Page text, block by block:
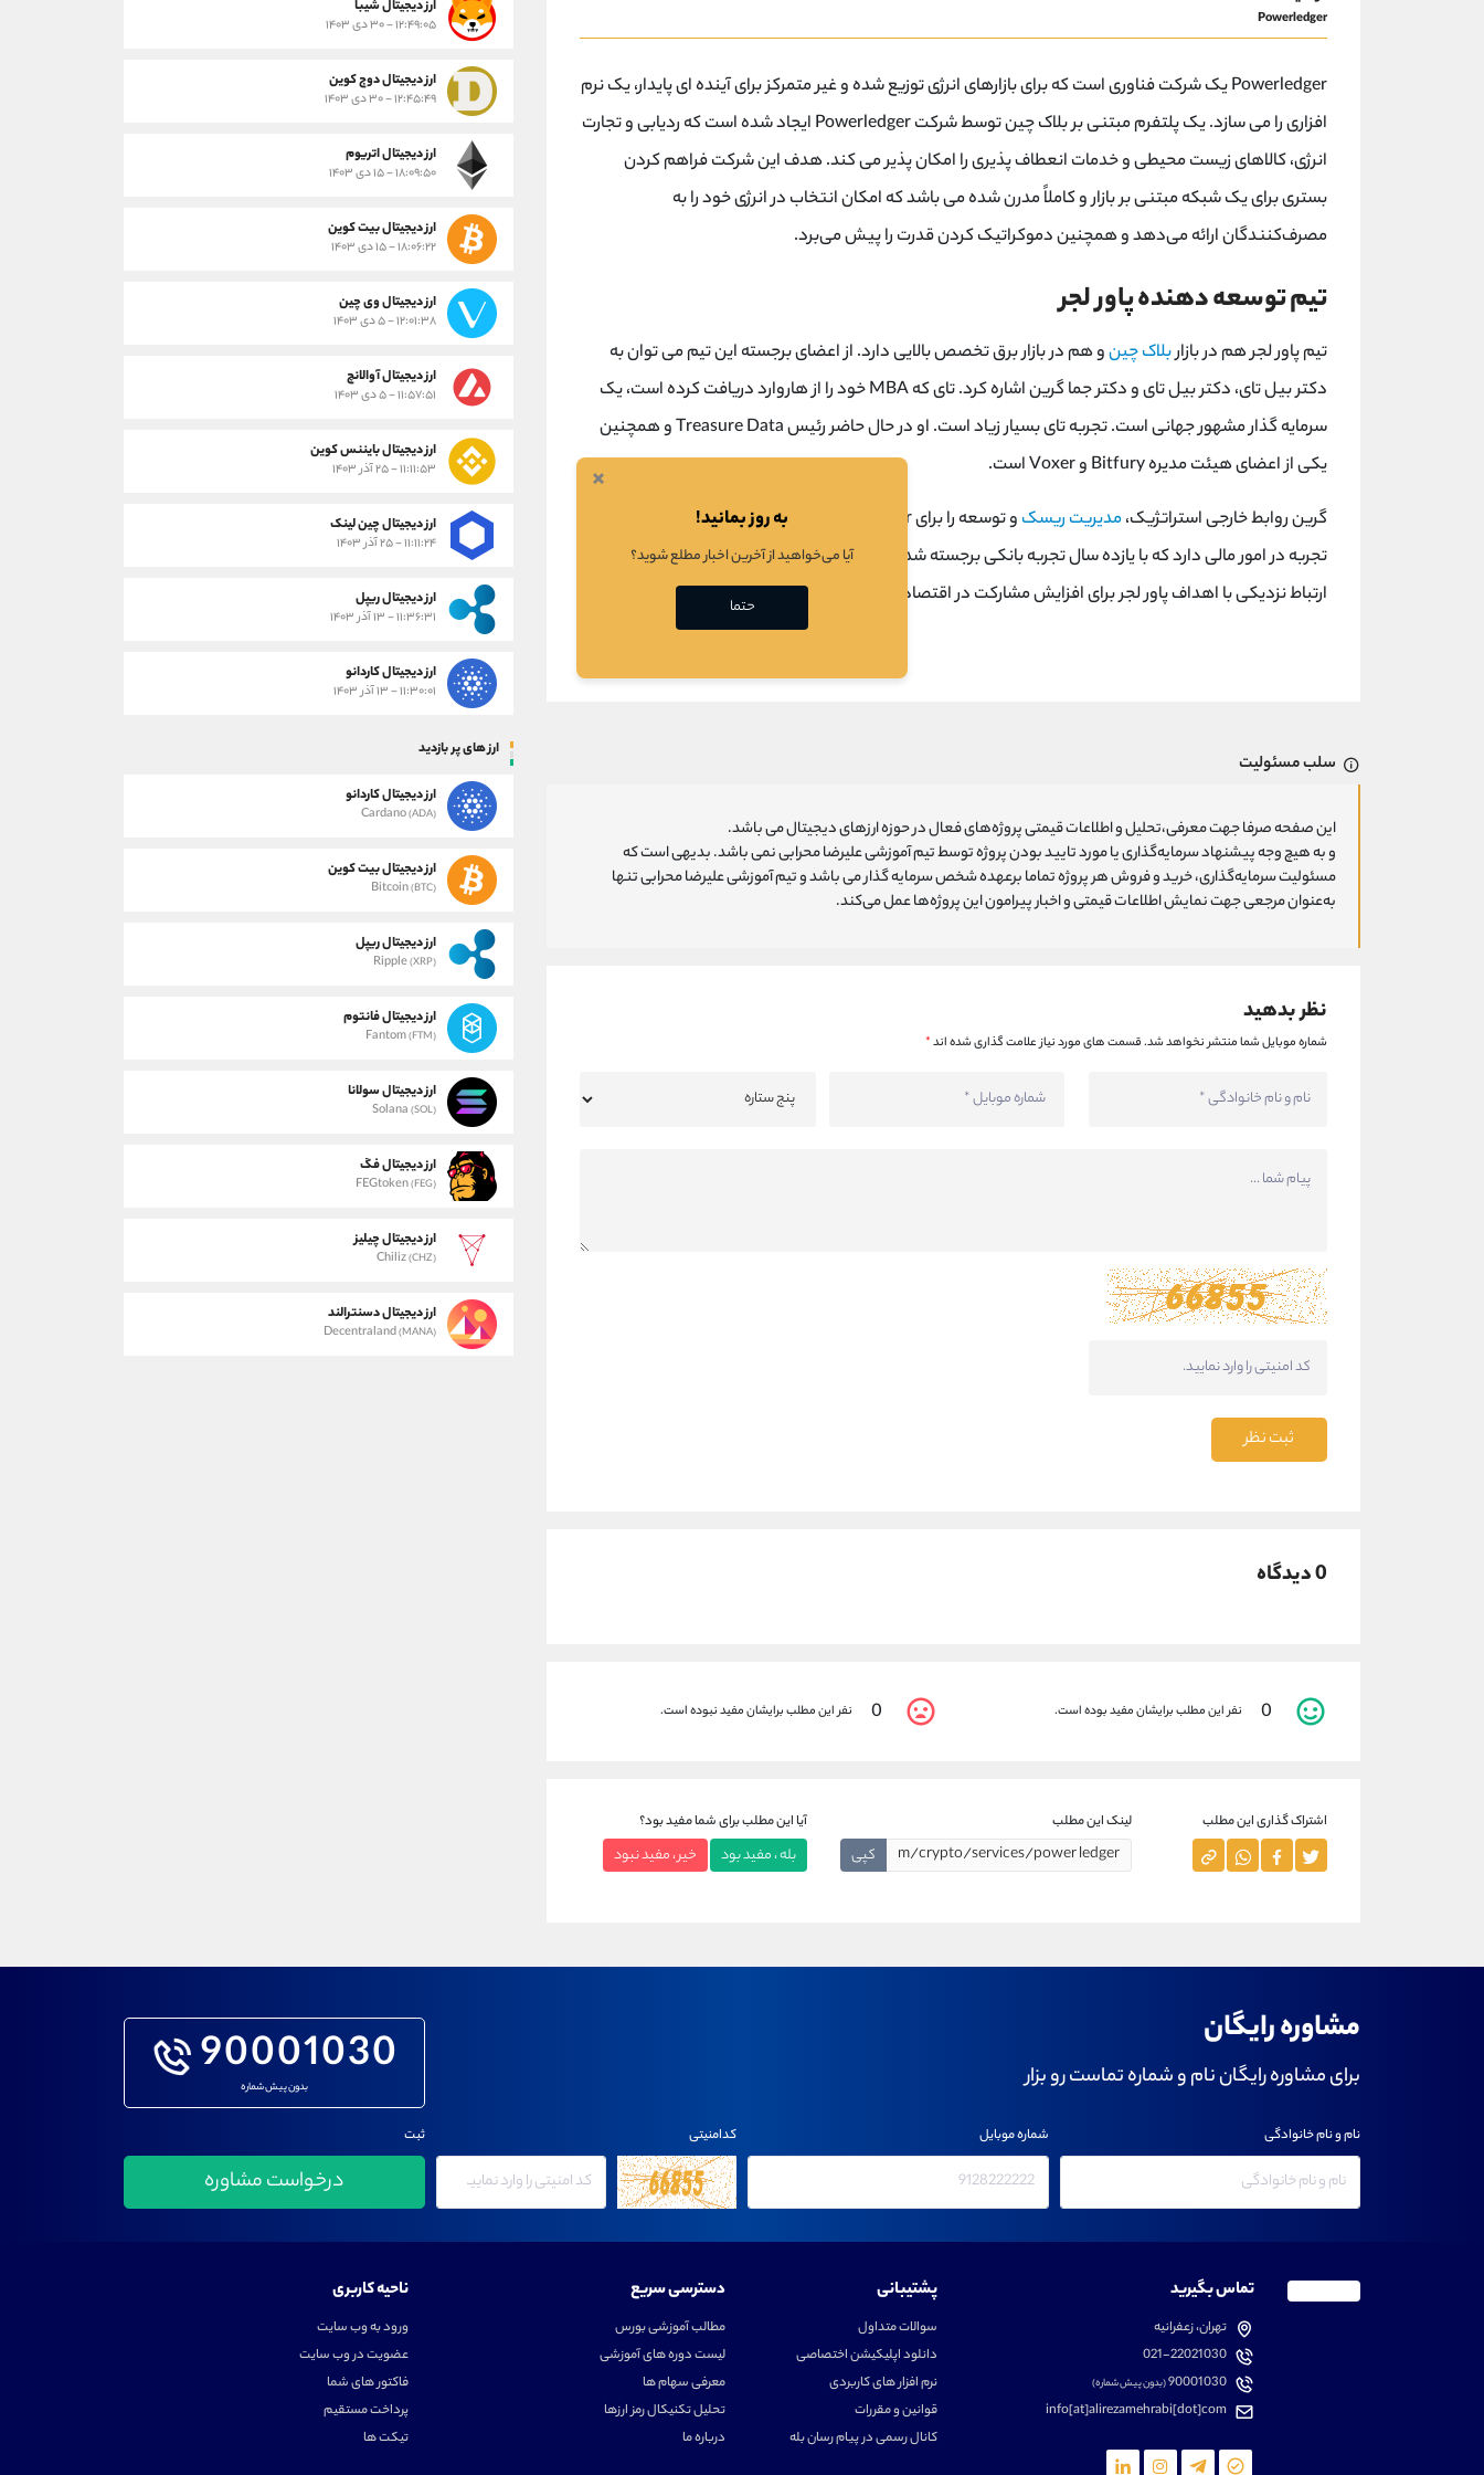
Powerledger
Powerledger یک شرکت فناوری است که برای بازارهای انرژی توزیع شده و غیر متمرکز برای آینده ای پایدار، یک نرم
افزاری را می سازد. یک پلتفرم مبتنی بر بلاک چین توسط شرکت Powerledger ایجاد شده است که ردیابی و تجارت
انرژی، کالاهای زیست محیطی و خدمات انعطاف پذیری را امکان پذیر می کند. هدف این شرکت فراهم کردن
بستری برای یک شبکه مبتنی بر بازار و کاملاً مدرن‌ شده می باشد که امکان انتخاب در انرژی خود را به
مصرف‌کنندگان ارائه می‌دهد و همچنین دموکراتیک کردن قدرت را پیش می‌برد.
تیم توسعه دهنده پاور لجر
تیم پاور لجر هم در بازاربلاک چینو هم در بازار برق تخصص بالایی دارد. از اعضای برجسته این تیم می توان به
دکتر بیل تای، دکتر بیل تای و دکتر جما گرین اشاره کرد. تای که MBA خود را از هاروارد دریافت کرده است، یک
سرمایه گذار مشهور جهانی است. تجربه تای بسیار زیاد است. او در حال حاضر رئیس Treasure Data و همچنین
یکی از اعضای هیئت مدیره Bitfury و Voxer است.
گرین روابط خارجی استراتژیک،مدیریت ریسک
تجربه در امور مالی دارد که با یازده سال تجربه بانکی برجسته شده است. شایان ذکر است، تحقیقات دکتری گرین
ارتباط نزدیکی با اهداف پاور لجر برای افزایش مشارکت در اقتصاد انرژی های تجدید پذیر دارد.
سلب مسئولیت
این صفحه صرفا جهت معرفی،تحلیل و اطلاعات قیمتی پروژه‌های فعال در حوزه ارزهای دیجیتال می باشد.
و به هیچ وجه پیشنهاد سرمایه‌گذاری یا مورد تایید بودن پروژه توسط تیم آموزشی علیرضا محرابی نمی باشد. بدیهی است که
مسئولیت سرمایه‌گذاری، خرید و فروش هر پروژه تماما برعهده شخص سرمایه گذار می باشد و تیم آموزشی علیرضا محرابی تنها
به‌عنوان مرجعی جهت نمایش اطلاعات قیمتی و اخبار پیرامون این پروژه‌‌ها عمل می‌کند.
نظر بدهید
شماره موبایل شما منتشر نخواهد شد.قسمت های مورد نیاز علامت گذاری شده اند*
ثبت نظر
0 دیدگاه
0 نفر این مطلب برایشان مفید بوده است. 0 نفر این مطلب برایشان مفید نبوده است.
اشتراک گذاری این مطلب لینک این مطلب
کپی
آیا این مطلب برای شما مفید بود؟
بله ، مفید بود خیر ، مفید نبود
ارز ديجيتال شیبا
۱۲:۴۹:۰۵ - ۳۰ دی ۱۴۰۳
ارز دیجیتال دوج کوین
۱۲:۴۵:۴۹ - ۳۰ دی ۱۴۰۳
ارز دیجیتال اتریوم
۱۸:۰۹:۵۰ - ۱۵ دی ۱۴۰۳
ارز دیجیتال بیت کوین
۱۸:۰۶:۲۲ - ۱۵ دی ۱۴۰۳
ارز دیجیتال وی چین
۱۲:۰۱:۳۸ - ۵ دی ۱۴۰۳
ارز دیجیتال آوالانچ
۱۱:۵۷:۵۱ - ۵ دی ۱۴۰۳
ارز دیجیتال بایننس کوین
۱۱:۱۱:۵۳ - ۲۵ آذر ۱۴۰۳
ارز دیجیتال چین لینک
۱۱:۱۱:۲۴ - ۲۵ آذر ۱۴۰۳
ارز دیجیتال ریپل
۱۱:۳۶:۳۱ - ۱۳ آذر ۱۴۰۳
ارز دیجیتال کاردانو
۱۱:۳۰:۰۱ - ۱۳ آذر ۱۴۰۳
ارز های پر بازدید
ارز دیجیتال کاردانو
Cardano(ADA)
ارز دیجیتال بیت کوین
Bitcoin(BTC)
ارز دیجیتال ریپل
Ripple(XRP)
ارز دیجیتال فانتوم
Fantom(FTM)
ارز دیجیتال سولانا
Solana (SOL)
ارز دیجیتال فگ
FEGtoken(FEG)
ارز دیجیتال چیلیز
Chiliz(CHZ)
ارز دیجیتال دسنترالند
Decentraland(MANA)
مشاوره رایگان
برای مشاوره رایگان نام و شماره تماست رو بزار 90001030
بدون پیش شماره
نام و نام خانوادگی شماره موبایل کدامنیتی ثبت
تماس بگیرید
تهران، زعفرانیه
021-22021030
90001030(بدون پیش شماره)
info[at]alirezamehrabi[dot]com
پشتیبانی
سوالات متداول
دانلود اپلیکیشن اختصاصی
نرم افزار های کاربردی
قوانین و مقررات
کانال رسمی در پیام رسان بله
دسترسی سریع
مطالب آموزشی بورس
لیست دوره های آموزشی
معرفی سهام ها
تحلیل تکنیکال رمز ارزها
درباره ما
ناحیه کاربری
ورود به وب سایت
عضویت در وب سایت
فاکتور های شما
پرداخت مستقیم
تیکت ها
×
به روز بمانید!
آیا می‌خواهید از آخرین اخبار مطلع شوید؟
حتما